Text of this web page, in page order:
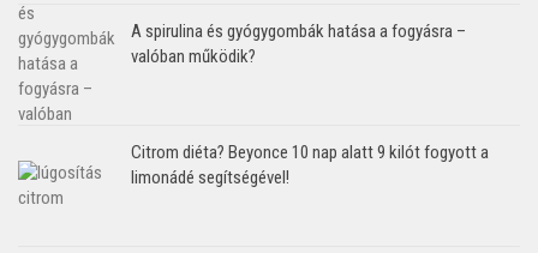
A spirulina és gyógygombák hatása a fogyásra –
valóban működik?
Citrom diéta? Beyonce 10 nap alatt 9 kilót fogyott a
limonádé segítségével!